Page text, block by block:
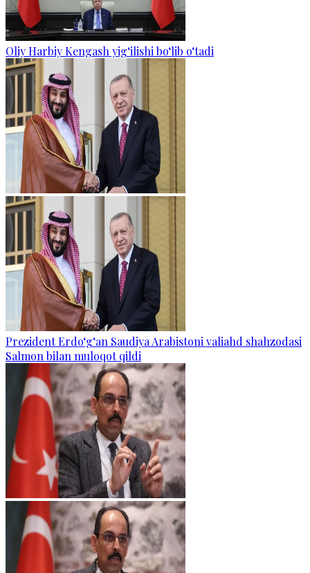
Oliy Harbiy Kengash yig‘ilishi bo‘lib o‘tadi
Prezident Erdo‘g‘an Saudiya Arabistoni valiahd shahzodasi
Salmon bilan muloqot qildi